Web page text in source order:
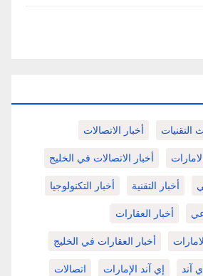
التقنيات أخبار الاتصالات
أخبار الاتصالات في الخليج
أخبار التقنية أخبار التكنولوجيا
أخبار العقارات
أخبار العقارات في الخليج
آند إي آند الإمارات اتصالات